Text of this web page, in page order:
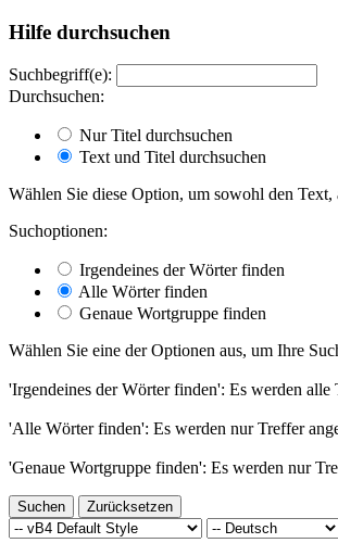
Hilfe durchsuchen
Suchbegriff(e):
Durchsuchen:
Nur Titel durchsuchen
Text und Titel durchsuchen
Wählen Sie diese Option, um sowohl den
Suchoptionen:
Irgendeines der Wörter finden
Alle Wörter finden
Genaue Wortgruppe finden
Wählen Sie eine der Optionen aus, um Ihre
'Irgendeines der Wörter finden': Es werden alle
'Alle Wörter finden': Es werden nur Treffer
'Genaue Wortgruppe finden': Es werden nur